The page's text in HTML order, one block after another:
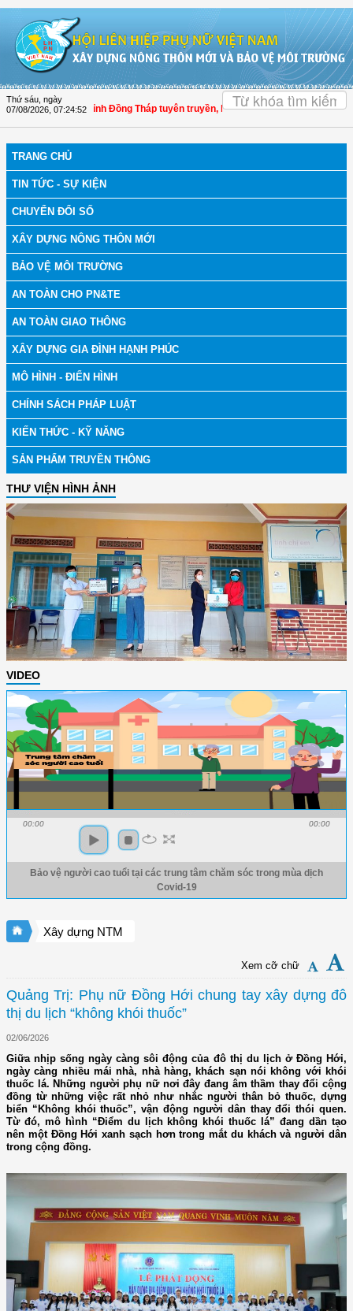
Thứ sáu, ngày
07/08/2026 07:24:53
Hội LHPN tỉnh Đồng Tháp tuyên truyền, hướng dẫn, triển khai công tác
TRANG CHỦ
TIN TỨC - SỰ KIỆN
CHUYỂN ĐỔI SỐ
XÂY DỰNG NÔNG THÔN MỚI
BẢO VỆ MÔI TRƯỜNG
AN TOÀN CHO PN&TE
AN TOÀN GIAO THÔNG
XÂY DỰNG GIA ĐÌNH HẠNH PHÚC
MÔ HÌNH - ĐIỂN HÌNH
CHÍNH SÁCH PHÁP LUẬT
KIẾN THỨC - KỸ NĂNG
SẢN PHẨM TRUYỀN THÔNG
THƯ VIỆN HÌNH ẢNH
VIDEO
00:00 00:00
Bảo vệ người cao tuổi tại các trung tâm chăm sóc trong mùa dịch
Covid-19
Xây dựng NTM
Xem cỡ chữ
Quảng Trị: Phụ nữ Đồng Hới chung tay xây dựng đô
thị du lịch “không khói thuốc”
02/06/2026
Giữa nhịp sống ngày càng sôi động của đô thị du lịch ở Đồng Hới,
ngày càng nhiều mái nhà, nhà hàng, khách sạn nói không với khói
thuốc lá. Những người phụ nữ nơi đây đang âm thầm thay đổi cộng
đồng từ những việc rất nhỏ như nhắc người thân bỏ thuốc, dựng
biển “Không khói thuốc”, vận động người dân thay đổi thói quen.
Từ đó, mô hình “Điểm du lịch không khói thuốc lá” đang dần tạo
nên một Đồng Hới xanh sạch hơn trong mắt du khách và người dân
trong cộng đồng.
OK